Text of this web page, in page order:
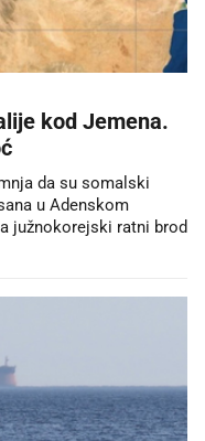
kod Jemena.
da su somalski
u Adenskom
južnokorejski ratni brod